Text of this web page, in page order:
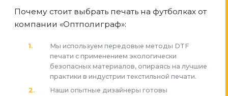
Почему стоит выбрать печать на футболках от
компании «Оптполиграф»:
Мы используем передовые методы DTF
печати с применением экологически
безопасных материалов, опираясь на лучшие
практики в индустрии текстильной печати.
Наши опытные дизайнеры готовы